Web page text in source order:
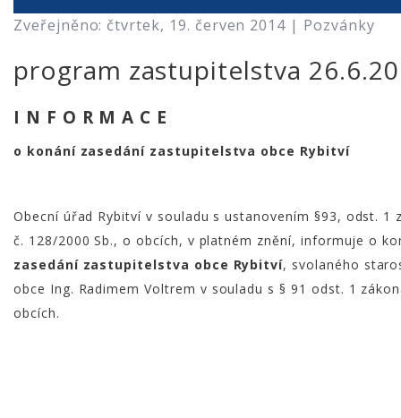
Zveřejněno: čtvrtek, 19. červen 2014 | Pozvánky
program zastupitelstva
I N F O R M A C E
o konání zasedání zastupitelstva obce Rybitví
Obecní úřad Rybitví v souladu s ustanovením §93, odst. 1
č. 128/2000 Sb., o obcích, v platném znění, informuje o
zasedání zastupitelstva obce Rybitví, svolaného
obce Ing. Radimem Voltrem v souladu s § 91 odst. 1
obcích.